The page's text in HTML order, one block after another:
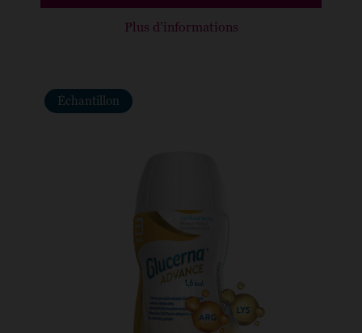
Plus d’informations
Échantillon